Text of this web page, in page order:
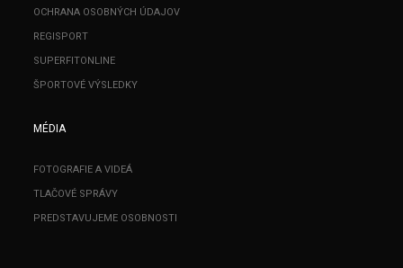
OCHRANA OSOBNÝCH ÚDAJOV
REGISPORT
SUPERFITONLINE
ŠPORTOVÉ VÝSLEDKY
MÉDIA
FOTOGRAFIE A VIDEÁ
TLAČOVÉ SPRÁVY
PREDSTAVUJEME OSOBNOSTI